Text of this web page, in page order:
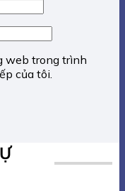
web trong trình
của tôi.